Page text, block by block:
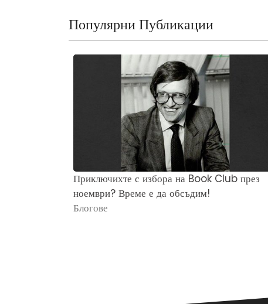
Популярни Публикации
Приключихте с избора на Book Club през
ноември? Време е да обсъдим!
Блогове